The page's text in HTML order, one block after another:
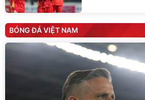
BÓNG ĐÁ VIỆT NAM